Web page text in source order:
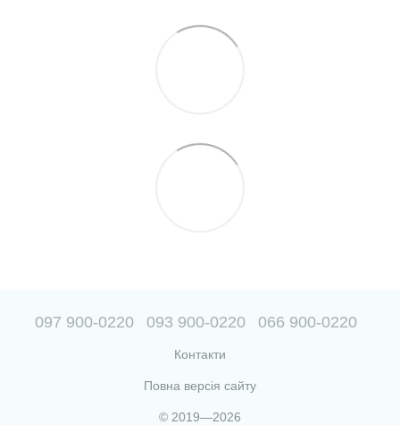
097 900-0220 093 900-0220 066 900-0220
Контакти
Повна версія сайту
© 2019—2026